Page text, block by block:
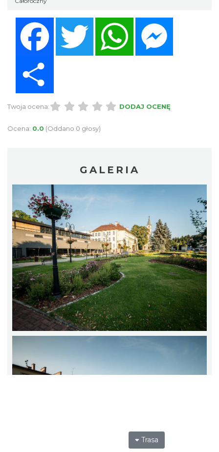
Twitter WhatsApp
Twoja ocena: DODAJ OCENĘ
Ocena: 0.0 (Oddano 0 głosy)
GALERIA
Trasa